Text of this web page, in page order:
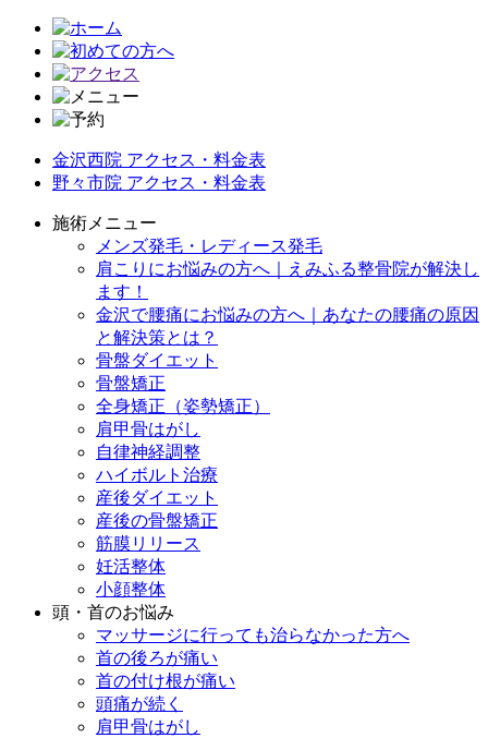
金沢西院 アクセス・料金表
野々市院 アクセス・料金表
施術メニュー
メンズ発毛・レディース発毛
肩こりにお悩みの方へ｜えみふる整骨院が解決し
ます！
金沢で腰痛にお悩みの方へ｜あなたの腰痛の原因
と解決策とは？
骨盤ダイエット
骨盤矯正
全身矯正（姿勢矯正）
肩甲骨はがし
自律神経調整
ハイボルト治療
産後ダイエット
産後の骨盤矯正
筋膜リリース
妊活整体
小顔整体
頭・首のお悩み
マッサージに行っても治らなかった方へ
首の後ろが痛い
首の付け根が痛い
頭痛が続く
肩甲骨はがし